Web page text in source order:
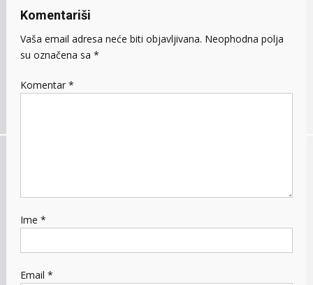
Komentariši
Vaša email adresa neće biti objavljivana. Neophodna polja
su označena sa *
Komentar *
Ime *
Email *